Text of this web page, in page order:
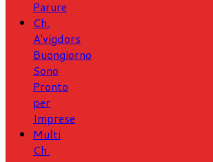
Parure
Ch.
A'vigdors
Buongiorno
Sono
Pronto
per
Imprese
Multi
Ch.